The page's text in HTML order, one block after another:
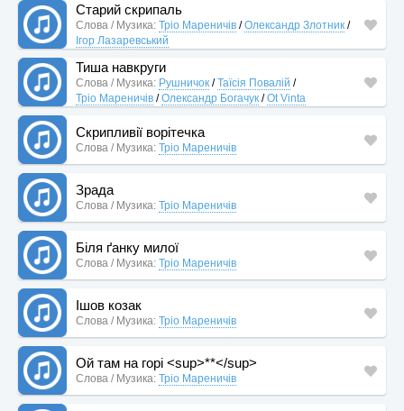
Старий скрипаль
Слова / Музика: Тріо Мареничів /Олександр Злотник /
Ігор Лазаревський
Тиша навкруги
Слова / Музика: Рушничок /Таїсія Повалій /
Тріо Мареничів /Олександр Богачук /Ot Vinta
Скрипливії ворітечка
Слова / Музика: Тріо Мареничів
Зрада
Слова / Музика: Тріо Мареничів
Біля ґанку милої
Слова / Музика: Тріо Мареничів
Ішов козак
Слова / Музика: Тріо Мареничів
Ой там на горі <sup>**</sup>
Слова / Музика: Тріо Мареничів